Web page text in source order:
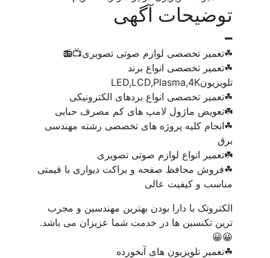
توضیحات آگهی
☘تعمیر تخصصی لوازم صوتی تصویری📺📻
☘تعمیر تخصصی انواع برند
تلویزیونLED,LCD,Plasma,4K
☘تعمیر تخصصی انواع بردهای الکترونیکی
☘️تعویض ماژول لامپ های کم مصرف حبابی
☘انجام کلیه پروژه های تخصصی رشته مهندسی
برق
☘️تعمیر انواع لوازم صوتی تصویری
☘فروش محافظ صفحه و براکت دیواری با قیمتی
مناسب و کیفیت عالی
الکتروتک با دارا بودن بهترین مهندسین و مجرب
ترین تکنسین ها در خدمت شما عزیزان می باشد.
😀😀
☘تعمیر تلویزیون های آبخورده